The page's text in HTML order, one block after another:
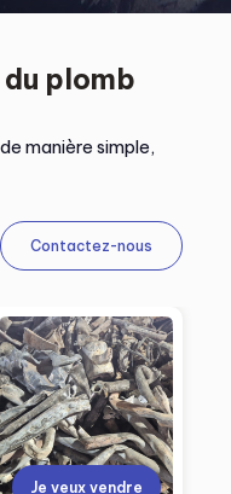
du plomb
de manière simple,
Contactez-nous
Je veux vendre